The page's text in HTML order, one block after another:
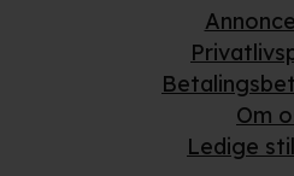
Om
Ledige